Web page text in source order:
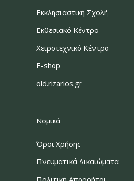
Εκκλησιαστική Σχολή
Εκθεσιακό Κέντρο
Χειροτεχνικό Κέντρο
E-shop
old.rizarios.gr
Νομικά
Όροι Χρήσης
Πνευματικά Δικαιώματα
Πολιτική Απορρήτου